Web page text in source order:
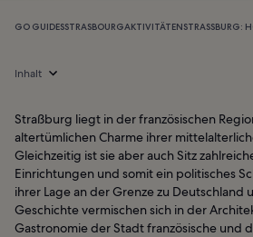
GO GUIDESSTRASBOURGAKTIVITÄTENSTRASSBURG:
Inhalt
Straßburg liegt in der französischen
altertümlichen Charme ihrer
Gleichzeitig ist sie aber auch Sitz
Einrichtungen und somit ein politisches
ihrer Lage an der Grenze zu
Geschichte vermischen sich in der
Gastronomie der Stadt französische und